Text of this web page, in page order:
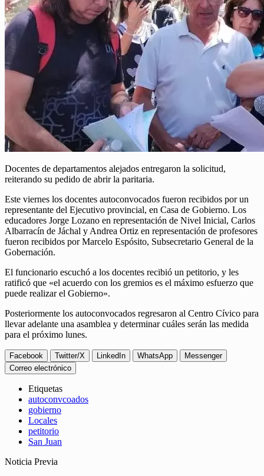
Docentes de departamentos alejados entregaron la solicitud,
reiterando su pedido de abrir la paritaria.
Este viernes los docentes autoconvocados fueron recibidos por un
representante del Ejecutivo provincial, en Casa de Gobierno. Los
educadores Jorge Lozano en representación de Nivel Inicial, Carlos
Albarracín de Jáchal y Andrea Ortiz en representación de profesores
fueron recibidos por Marcelo Espósito, Subsecretario General de la
Gobernación.
El funcionario escuchó a los docentes recibió un petitorio, y les
ratificó que «el acuerdo con los gremios es el máximo esfuerzo que
puede realizar el Gobierno».
Posteriormente los autoconvocados regresaron al Centro Cívico para
llevar adelante una asamblea y determinar cuáles serán las medida
para el próximo lunes.
Facebook Twitter/X LinkedIn WhatsApp
Messenger
Correo electrónico
Etiquetas
autoconvcoados
gobierno
Locales
petitorio
San Juan
Noticia Previa